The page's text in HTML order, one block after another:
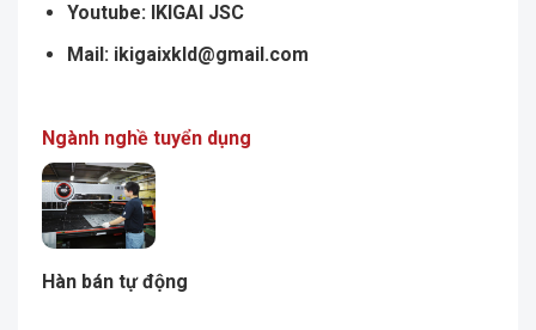
Youtube: IKIGAI JSC
Mail: ikigaixkld@gmail.com
Ngành nghề tuyển dụng
Hàn bán tự động